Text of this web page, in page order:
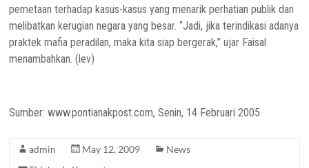
pemetaan terhadap kasus-kasus yang menarik perhatian publik dan
melibatkan kerugian negara yang besar. “Jadi, jika terindikasi adanya
praktek mafia peradilan, maka kita siap bergerak,” ujar Faisal
menambahkan. (lev)
Sumber: www.pontianakpost.com, Senin, 14 Februari 2005
admin May 12, 2009
News